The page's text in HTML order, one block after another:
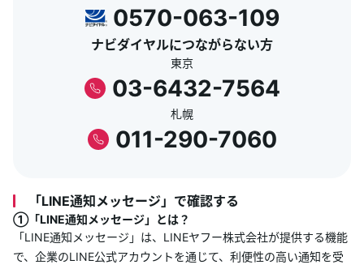
0570-063-109
ナビダイヤルにつながらない方
東京
03-6432-7564
札幌
011-290-7060
「LINE通知メッセージ」で確認する
①「LINE通知メッセージ」とは？
「LINE通知メッセージ」は、LINEヤフー株式会社が提供する機能
で、企業のLINE公式アカウントを通じて、利便性の高い通知を受